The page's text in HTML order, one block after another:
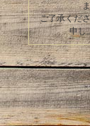
ご了承くだ
申し